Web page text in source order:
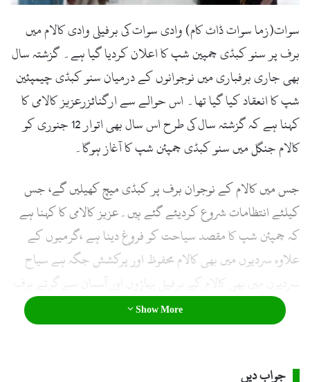
سوات(زما سوات ڈاٹ کام) وادی سوات کی برفیلی وادی کالام میں
برف پر سنو کبڈی چمپین شپ کا اعلان کردیا گیا ہے۔ گزشتہ سال
بھی جاری برفباری میں نوجوانوں کے درمیان سنو کبڈی چیمپئین
شپ کا انعقاد کیا گیا تھا۔ اس حوالے سے ارگنائزرعزیز کالامی کا
کہنا ہے کہ گزشتہ سال کی طرح اس سال بھی اتوار 12 جنوری کو
کالام جنگل میں سنو کبڈی چمپئن شپ کا آغاز ہوگا۔
جس میں کالام کے نوجوان برف پر کبڈی میچ کھیلیں گے، جس
کیلئے انتظامات شروع کردیئے گئے ہیں۔عزیز کالامی کا کہنا ہے
کہ چمپئن شپ کا مقصد سیاحت کو فروغ دینا ہے ،گرمیوں کے
علاوہ سردیوں میں بھی کالام محفوظ اور پرکشش جگہ ہے سیاح
سردیوں میں بھی کالام کے برفیلی پہاڑوں اور آسمان سے گرتے برف
کو انجوائے کرنے کیلئے آسکتے ہیں ۔
Show More
جواب دیں